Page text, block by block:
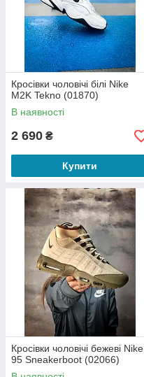
Кросівки чоловічі білі Nike
M2K Tekno (01870)
В наявності
2 690 ₴
Купити
Кросівки чоловічі бежеві Nike
95 Sneakerboot (02066)